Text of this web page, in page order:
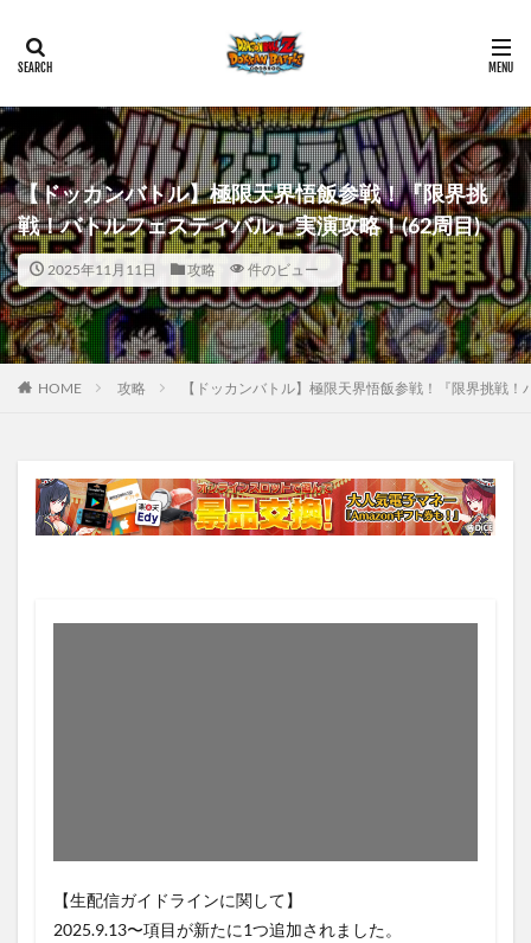
【ドッカンバトル】極限天界悟飯参戦！『限界挑
戦！バトルフェスティバル』実演攻略！(62周目)
2025年11月11日 攻略 件のビュー
HOME 攻略 【ドッカンバトル】極限天界悟飯参戦！『限界挑戦
【生配信ガイドラインに関して】
2025.9.13〜項目が新たに1つ追加されました。